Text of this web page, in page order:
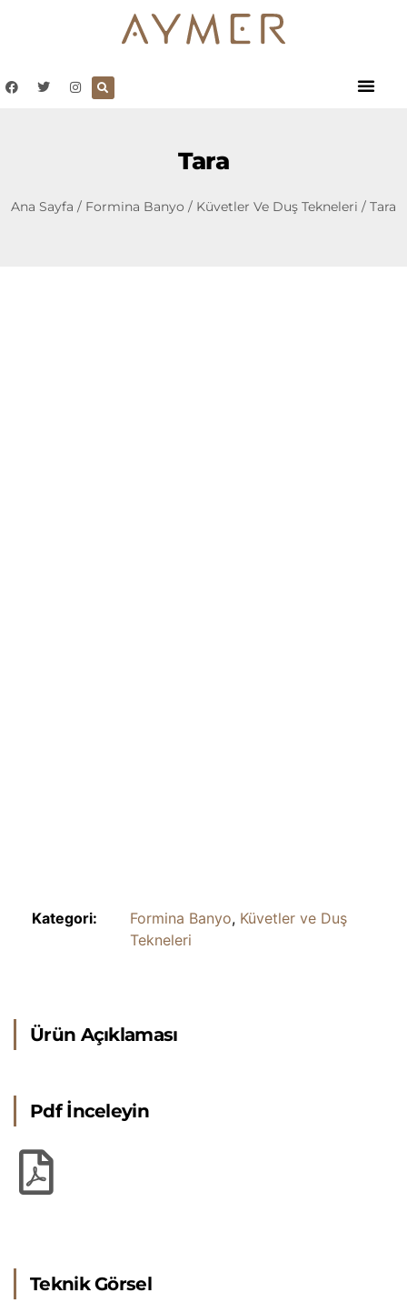
Tara
Ana Sayfa / Formina Banyo / Küvetler Ve Duş Tekneleri / Tara
Kategori: Formina Banyo, Küvetler ve Duş
Tekneleri
Ürün Açıklaması
Pdf İnceleyin
Teknik Görsel